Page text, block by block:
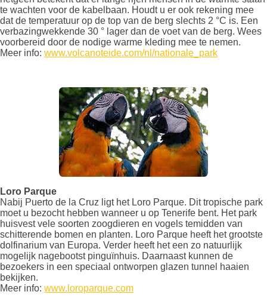
te wachten voor de kabelbaan. Houdt u er ook rekening mee
dat de temperatuur op de top van de berg slechts 2 °C is. Een
verbazingwekkende 30 ° lager dan de voet van de berg. Wees
voorbereid door de nodige warme kleding mee te nemen.
Meer info: www.volcanoteide.com/nl/nationale_park
Loro Parque
Nabij Puerto de la Cruz ligt het Loro Parque. Dit tropische park
moet u bezocht hebben wanneer u op Tenerife bent. Het park
huisvest vele soorten zoogdieren en vogels temidden van
schitterende bomen en planten. Loro Parque heeft het grootste
dolfinarium van Europa. Verder heeft het een zo natuurlijk
mogelijk nagebootst pinguïnhuis. Daarnaast kunnen de
bezoekers in een speciaal ontworpen glazen tunnel haaien
bekijken.
Meer info: www.loroparque.com